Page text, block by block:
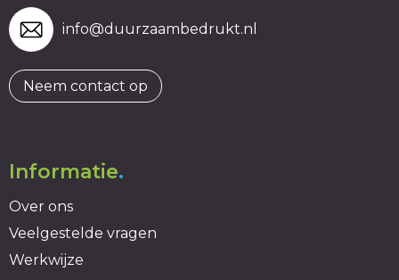
info@duurzaambedrukt.nl
Neem contact op
Informatie.
Over ons
Veelgestelde vragen
Werkwijze